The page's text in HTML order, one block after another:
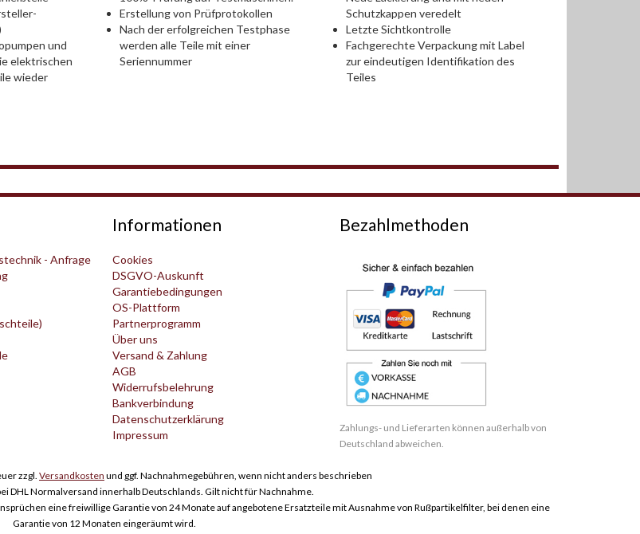
und
elektrischen
wieder
Erstellung von Prüfprotokollen
Nach der erfolgreichen Testphase
werden alle Teile mit einer
Seriennummer
Schutzkappen veredelt
Letzte Sichtkontrolle
Fachgerechte Verpackung mit Label
zur eindeutigen Identifikation des
Teiles
- Anfrage
Informationen
Cookies
DSGVO-Auskunft
Garantiebedingungen
OS-Plattform
Partnerprogramm
Über uns
Versand & Zahlung
AGB
Widerrufsbelehrung
Bankverbindung
Datenschutzerklärung
Impressum
Bezahlmethoden
Zahlungs- und Lieferarten können außerhalb von
Deutschland abweichen.
zzgl. Versandkosten und ggf. Nachnahmegebühren, wenn nicht anders beschrieben
DHL Normalversand innerhalb Deutschlands. Gilt nicht für Nachnahme.
eine freiwillige Garantie von 24 Monate auf angebotene Ersatzteile mit Ausnahme von Rußpartikelfilter, bei denen eine
Garantie von 12 Monaten eingeräumt wird.